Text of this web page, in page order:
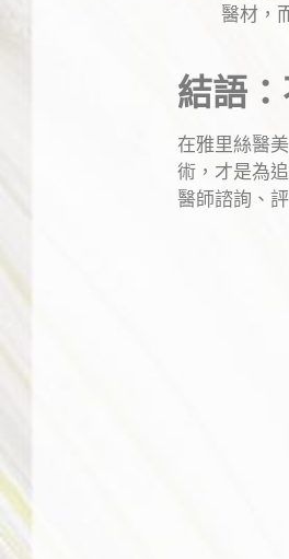
醫材，
結語
在雅里絲醫
術，才是為
醫師諮詢、